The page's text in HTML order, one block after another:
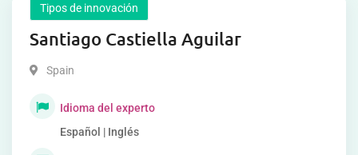
Tipos de innovación
Santiago Castiella Aguilar
Spain
Idioma del experto
Español | Inglés